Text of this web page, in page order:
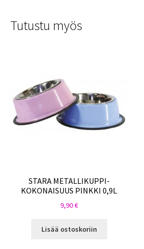
Tutustu myös
STARA METALLIKUPPI-
KOKONAISUUS PINKKI 0,9L
9,90€
Lisää ostoskoriin